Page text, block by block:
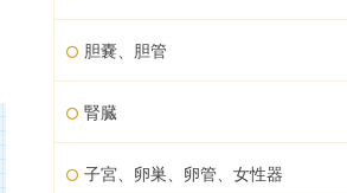
胆嚢、胆管
腎臓
子宮、卵巣、卵管、女性器